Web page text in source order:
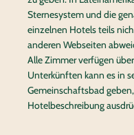
Sternesystem und die
einzelnen Hotels teils
anderen Webseiten
Alle Zimmer verfügen
Unterkünften kann es in
Gemeinschaftsbad
Hotelbeschreibung